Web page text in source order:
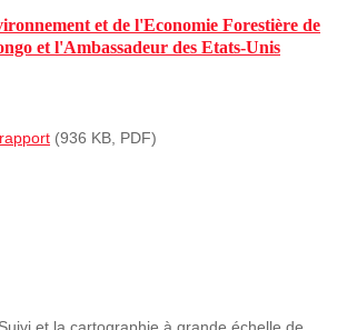
et de l'Economie Forestière de
et l'Ambassadeur des Etats-Unis
(936 KB, PDF)